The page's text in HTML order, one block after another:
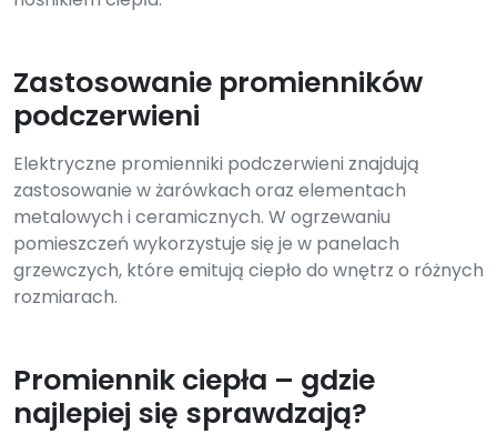
Zastosowanie promienników
podczerwieni
Elektryczne promienniki podczerwieni znajdują
zastosowanie w żarówkach oraz elementach
metalowych i ceramicznych. W ogrzewaniu
pomieszczeń wykorzystuje się je w panelach
grzewczych, które emitują ciepło do wnętrz o różnych
rozmiarach.
Promiennik ciepła – gdzie
najlepiej się sprawdzają?